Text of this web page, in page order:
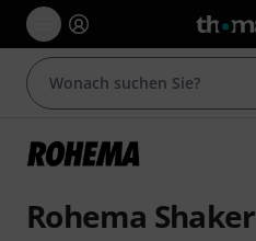
Rohema Shaker